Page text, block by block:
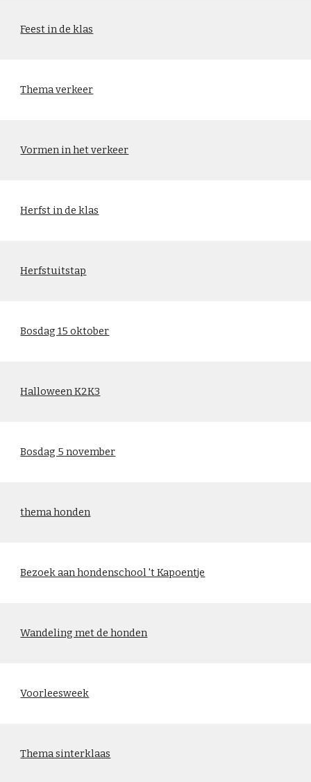
Feest in de klas
Thema verkeer
Vormen in het verkeer
Herfst in de klas
Herfstuitstap
Bosdag 15 oktober
Halloween K2K3
Bosdag 5 november
thema honden
Bezoek aan hondenschool 't Kapoentje
Wandeling met de honden
Voorleesweek
Thema sinterklaas